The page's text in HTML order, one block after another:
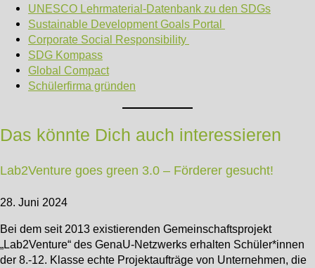
UNESCO Lehrmaterial-Datenbank zu den SDGs
Sustainable Development Goals Portal
Corporate Social Responsibility
SDG Kompass
Global Compact
Schülerfirma gründen
Das könnte Dich auch interessieren
Lab2Venture goes green 3.0 – Förderer gesucht!
28. Juni 2024
Bei dem seit 2013 existierenden Gemeinschaftsprojekt
„Lab2Venture“ des GenaU-Netzwerks erhalten Schüler*innen
der 8.-12. Klasse echte Projektaufträge von Unternehmen, die